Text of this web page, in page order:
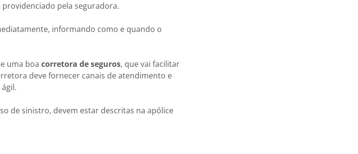
pela seguradora.
informando como e quando o
uma boa corretora de seguros, que vai facilitar
deve fornecer canais de atendimento e
de sinistro, devem estar descritas na apólice